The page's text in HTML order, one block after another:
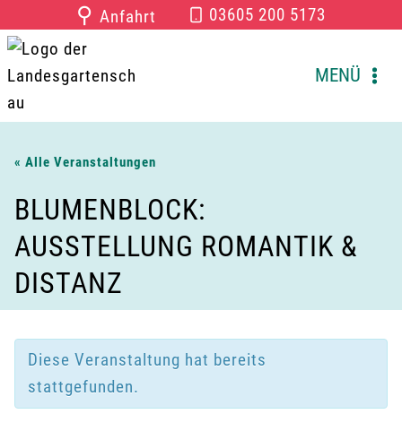
Inhalt
springen
⚲ Anfahrt 03605 200 5173
MENÜ
« Alle Veranstaltungen
BLUMENBLOCK:
AUSSTELLUNG ROMANTIK &
DISTANZ
Diese Veranstaltung hat bereits
stattgefunden.